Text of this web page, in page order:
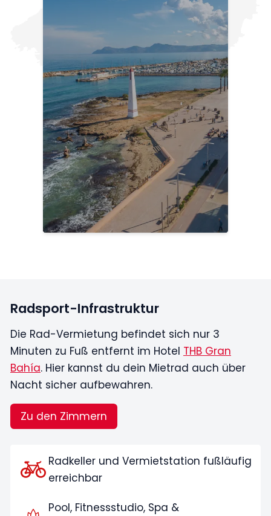
Radsport-Infrastruktur
Die Rad-Vermietung befindet sich nur 3
Minuten zu Fuß entfernt im Hotel THB Gran
Bahía. Hier kannst du dein Mietrad auch über
Nacht sicher aufbewahren.
Zu den Zimmern
Radkeller und Vermietstation fußläufig
erreichbar
Pool, Fitnessstudio, Spa &